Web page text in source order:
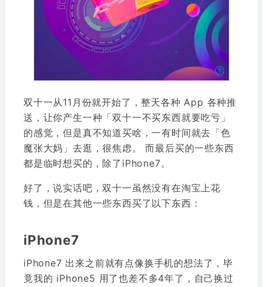
双十一从11月份就开始了，整天各种 App 各种推
送，让你产生一种「双十一不买东西就要吃亏」
的感觉，但是真不知道买啥，一有时间就去「色
魔张大妈」去逛，很焦虑。 而最后买的一些东西
都是临时想买的，除了iPhone7。
好了，说实话吧，双十一虽然没有在淘宝上花
钱，但是在其他一些东西买了以下东西：
iPhone7
iPhone7 出来之前就有点像换手机的想法了，毕
竟我的 iPhone5 用了也差不多4年了，自己换过